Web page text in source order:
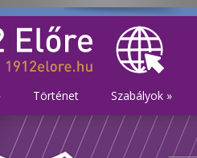
Történet Szabályok »